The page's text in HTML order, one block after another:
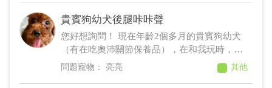
的食慾 精神 都非常好 走路的部分也沒有跛腳
我有自己試著用手去觸摸狗狗的前腳 但是狗狗
都沒有出現疼痛的反應 想詢問獸醫師為何狗狗
的前腳會自主顫抖呢？ 謝謝您！
貴賓狗幼犬後腿咔咔聲
您好想詢問！ 現在年齡2個多月的貴賓狗幼犬
（有在吃奧沛關節保養品），在和我玩時，尤
其是跳動和爬上我腳，或是我抱牠，只要後腿
移動都會聽到咔咔聲，請問這是什麼症狀呢？
亮亮 其他